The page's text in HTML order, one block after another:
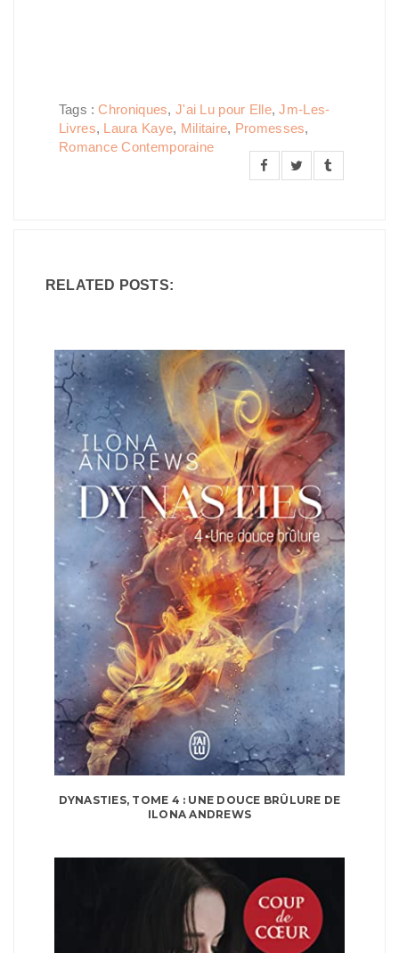
Tags :Chroniques, J'ai Lu pour Elle,Jm-Les-
Livres, Laura Kaye, Militaire, Promesses,
Romance Contemporaine
RELATED POSTS:
DYNASTIES, TOME 4 : UNE DOUCE BRÛLURE DE
ILONA ANDREWS